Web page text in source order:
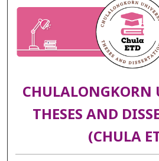
CHULALONGKORN
THESES AND
(CHULA